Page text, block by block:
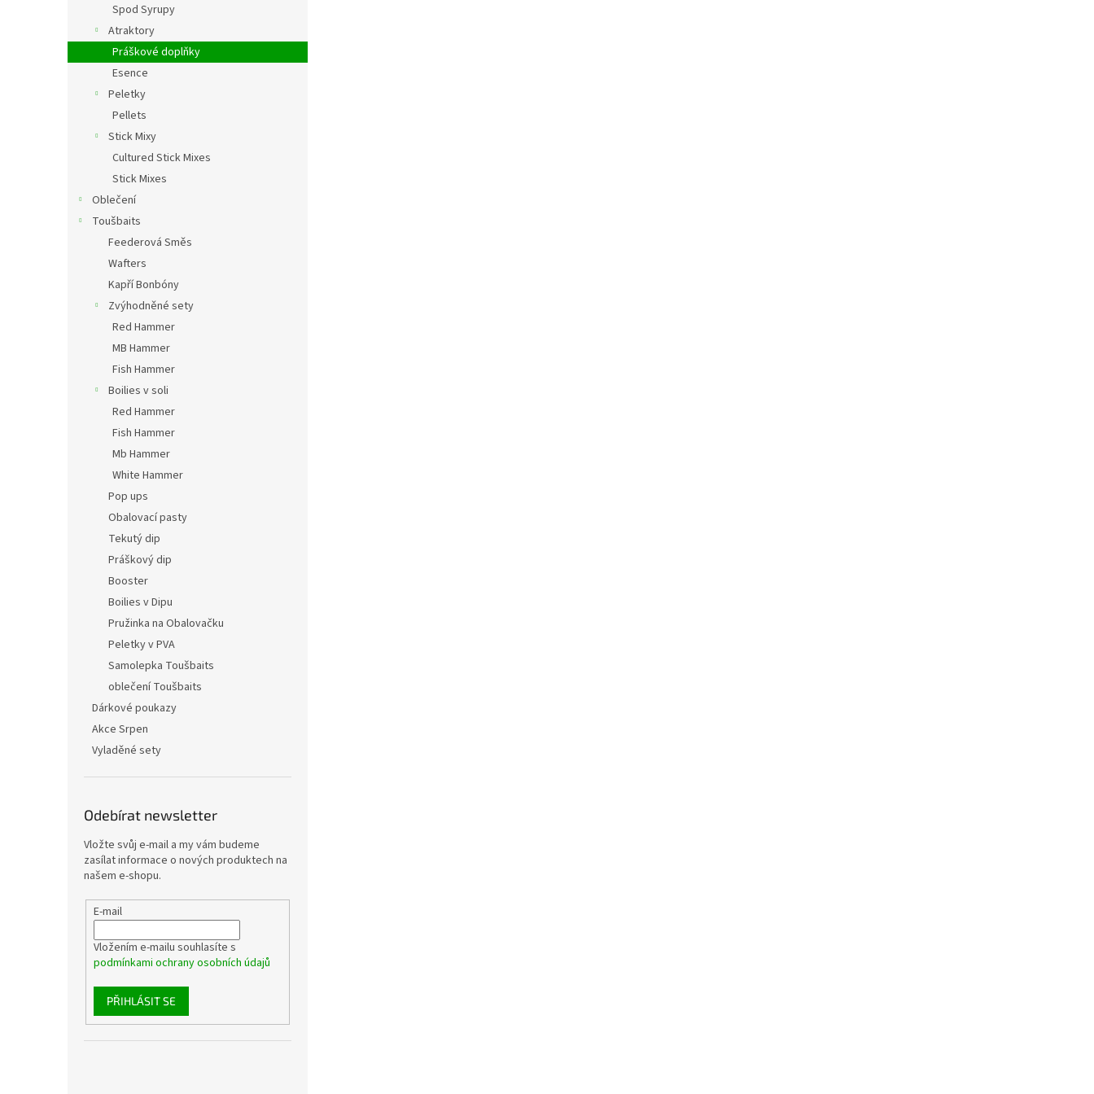
Spod Syrupy
Atraktory
Práškové doplňky
Esence
Peletky
Pellets
Stick Mixy
Cultured Stick Mixes
Stick Mixes
Oblečení
Toušbaits
Feederová Směs
Wafters
Kapří Bonbóny
Zvýhodněné sety
Red Hammer
MB Hammer
Fish Hammer
Boilies v soli
Red Hammer
Fish Hammer
Mb Hammer
White Hammer
Pop ups
Obalovací pasty
Tekutý dip
Práškový dip
Booster
Boilies v Dipu
Pružinka na Obalovačku
Peletky v PVA
Samolepka Toušbaits
oblečení Toušbaits
Dárkové poukazy
Akce Srpen
Vyladěné sety
Odebírat newsletter
Vložte svůj e-mail a my vám budeme
zasílat informace o nových produktech na
našem e-shopu.
E-mail
Vložením e-mailu souhlasíte s
podmínkami ochrany osobních údajů
PŘIHLÁSIT SE